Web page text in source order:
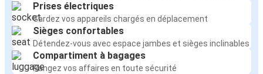
Prises électriques
Gardez vos appareils chargés en déplacement
Sièges confortables
Détendez-vous avec espace jambes et sièges inclinables
Compartiment à bagages
Rangez vos affaires en toute sécurité